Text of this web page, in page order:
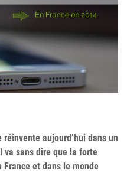
réinvente aujourd’hui dans un
va sans dire que la forte
France et dans le monde